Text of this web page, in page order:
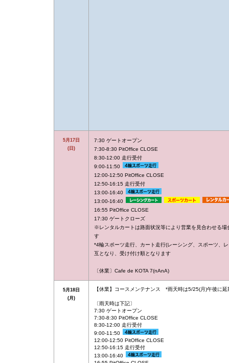
5月17日
(日)
7:30 ゲートオープン
7:30-8:30 PitOffice CLOSE
8:30-12:00 走行受付
9:00-11:50
12:00-12:50 PitOffice CLOSE
12:50-16:15 走行受付
13:00-16:40
13:00-16:40
16:55 PitOffice CLOSE
17:30 ゲートクローズ
※レンタルカートは路面状況等により営業を見合わせる場
す
*4輪スポーツ走行、カート走行(レーシング、スポーツ、
互となり、受け付け順となります
〔休業〕Cafe de KOTA 7(nAnA)
5月18日
(月)
【休業】コースメンテナンス *雨天時は5/25(月)午後に延
〔雨天時は下記〕
7:30 ゲートオープン
7:30-8:30 PitOffice CLOSE
8:30-12:00 走行受付
9:00-11:50
12:00-12:50 PitOffice CLOSE
12:50-16:15 走行受付
13:00-16:40